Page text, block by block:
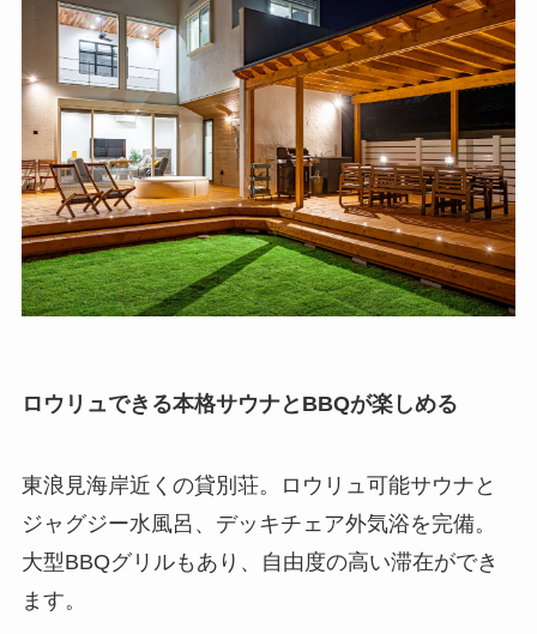
ロウリュできる本格サウナとBBQが楽しめる
東浪見海岸近くの貸別荘。ロウリュ可能サウナと
ジャグジー水風呂、デッキチェア外気浴を完備。
大型BBQグリルもあり、自由度の高い滞在ができ
ます。